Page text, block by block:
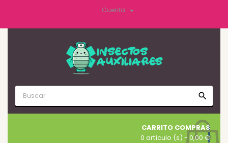
Cuenta 
search
CARRITO COMPRAS
0 artículo (s) - 0,00 €